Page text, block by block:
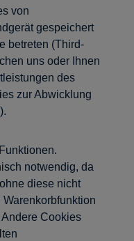
von
gespeichert
betreten (Third-
uns oder Ihnen
des
zur Abwicklung
notwendig, da
diese nicht
Cookies